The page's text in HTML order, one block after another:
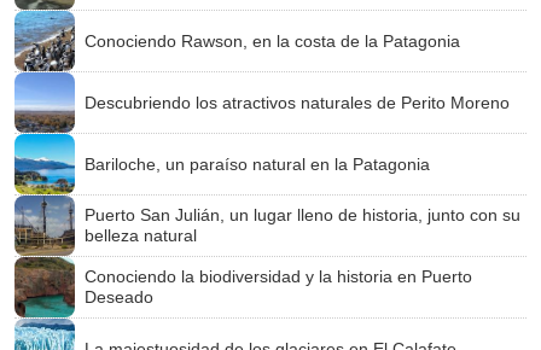
Conociendo Rawson, en la costa de la Patagonia
Descubriendo los atractivos naturales de Perito Moreno
Bariloche, un paraíso natural en la Patagonia
Puerto San Julián, un lugar lleno de historia, junto con su
belleza natural
Conociendo la biodiversidad y la historia en Puerto
Deseado